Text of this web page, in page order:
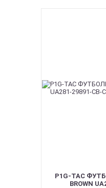
P1G-TAC
BROWN